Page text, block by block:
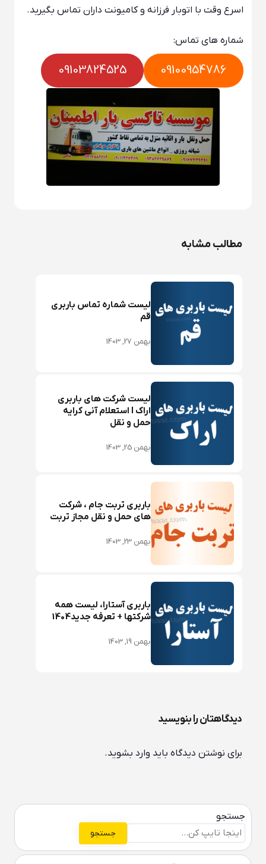
اسرع وقت با اتوبار فرزانه و کامیونت داران تماس بگیرید.
شماره های تماس:
09100954786
09103824525
مطالب مشابه
لیست شماره تماس باربری
قم
بهمن 27, 1403
لیست شرکت های باربری
اراک I استعلام آنی کرایه
حمل و نقل
بهمن 25, 1403
باربری تربت جام ، شرکت
های حمل و نقل مجاز تربت
بهمن 23, 1403
باربری آستارا، لیست همه
شرکتها + تعرفه جدید1404
بهمن 19, 1403
دیدگاهتان را بنویسید
برای نوشتن دیدگاه باید وارد بشوید.
جستجو
جستجو